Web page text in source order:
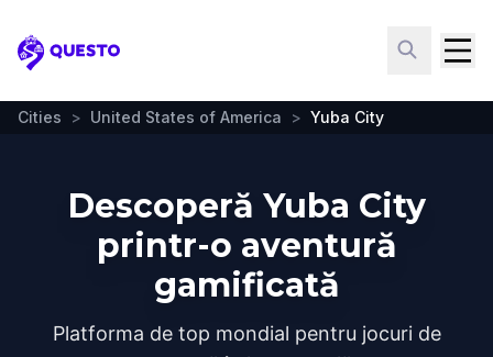
Questo
Cities > United States of America > Yuba City
Descoperă Yuba City
printr-o aventură
gamificată
Platforma de top mondial pentru jocuri de